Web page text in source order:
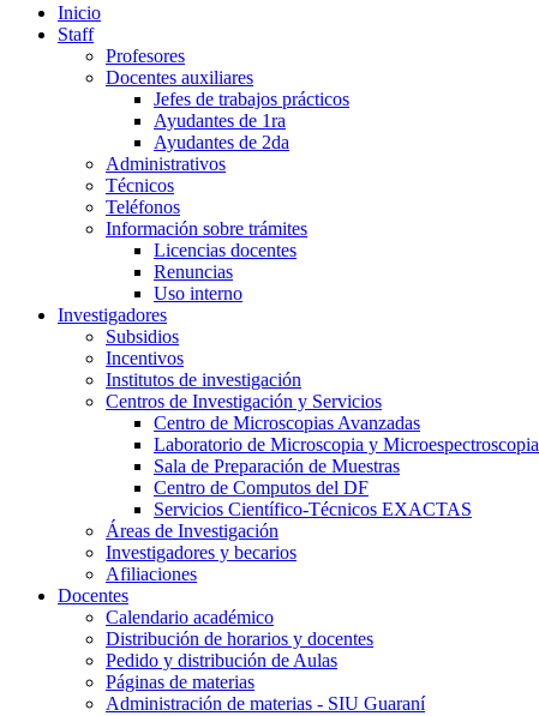
Inicio
Staff
Profesores
Docentes auxiliares
Jefes de trabajos prácticos
Ayudantes de 1ra
Ayudantes de 2da
Administrativos
Técnicos
Teléfonos
Información sobre trámites
Licencias docentes
Renuncias
Uso interno
Investigadores
Subsidios
Incentivos
Institutos de investigación
Centros de Investigación y Servicios
Centro de Microscopias Avanzadas
Laboratorio de Microscopia y Microespectroscopia
Sala de Preparación de Muestras
Centro de Computos del DF
Servicios Científico-Técnicos EXACTAS
Áreas de Investigación
Investigadores y becarios
Afiliaciones
Docentes
Calendario académico
Distribución de horarios y docentes
Pedido y distribución de Aulas
Páginas de materias
Administración de materias - SIU Guaraní